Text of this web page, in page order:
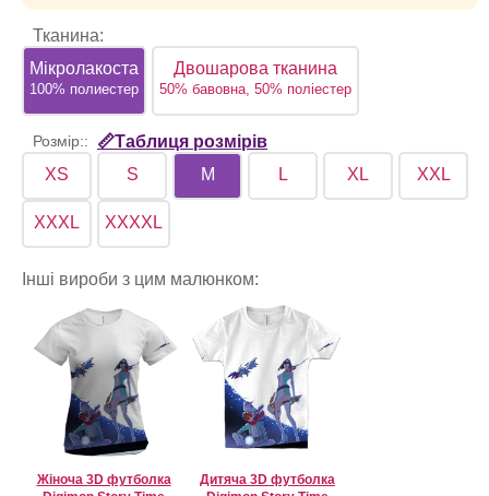
Тканина:
Мікролакоста
100% полиестер
Двошарова тканина
50% бавовна, 50% поліестер
Розмір::
📏Таблиця розмірів
XS
S M L XL XXL
XXXL XXXXL
Інші вироби з цим малюнком:
Жіноча 3D футболка
Дитяча 3D футболка